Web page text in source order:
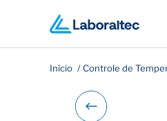
Início Controle de